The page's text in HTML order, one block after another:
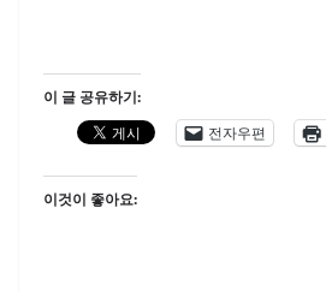
이 글 공유하기:
전자우편
이것이 좋아요: